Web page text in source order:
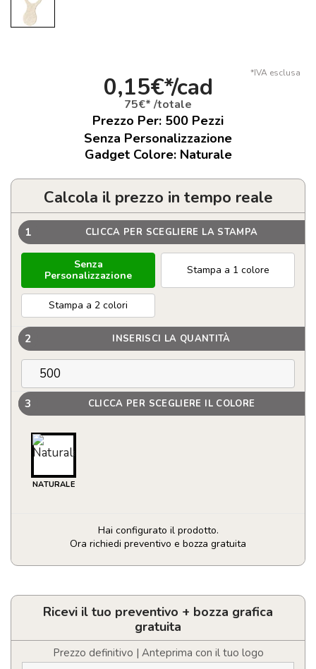
*IVA esclusa
0,15€*/cad
75€* /totale
Prezzo Per: 500 Pezzi
Senza Personalizzazione
Gadget Colore: Naturale
Calcola il prezzo in tempo reale
1 CLICCA PER SCEGLIERE LA STAMPA
Senza
Personalizzazione
Stampa a 1 colore
Stampa a 2 colori
2 INSERISCI LA QUANTITÀ
3 CLICCA PER SCEGLIERE IL COLORE
NATURALE
Hai configurato il prodotto.
Ora richiedi preventivo e bozza gratuita
Gettone
carrello
personalizzabile
Ricevi il tuo preventivo + bozza grafica
gratuita
Prezzo definitivo | Anteprima con il tuo logo